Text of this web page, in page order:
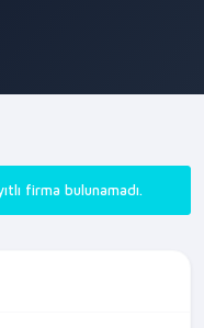
firma bulunamadı.